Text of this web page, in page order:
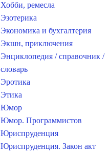
Хобби, ремесла
Эзотерика
Экономика и бухгалтерия
Экшн, приключения
Энциклопедия / справочник /
словарь
Эротика
Этика
Юмор
Юмор. Программистов
Юриспруденция
Юриспруденция. Закон акт